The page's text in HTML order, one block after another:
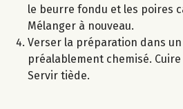
le beurre fondu et les poires
Mélanger à nouveau.
Verser la préparation dans un
préalablement chemisé.
Servir tiède.